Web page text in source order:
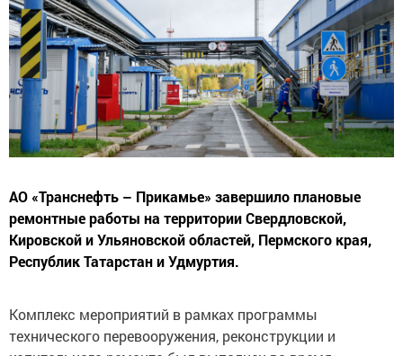
ремонтные работы на территории Свердловской,
Кировской и Ульяновской областей, Пермского края,
Республик Татарстан и Удмуртия.
технического перевооружения, реконструкции и
капитального ремонта был выполнен во время